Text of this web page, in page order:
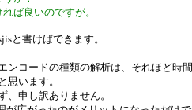
良いのですが。
と書けばできます。
ンコードの種類の解析は、それほど時間
思います。
申し訳ありません。